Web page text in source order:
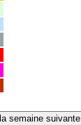
semaine suivante